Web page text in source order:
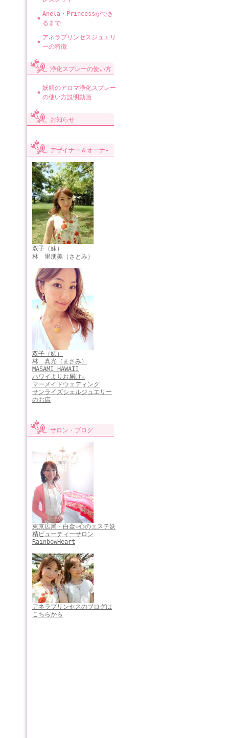
Anela・Princessができ
るまで
アネラプリンセスジュエリ
ーの特徴
浄化スプレーの使い方
妖精のアロマ浄化スプレー
の使い方説明動画
お知らせ
デザイナー＆オーナ-
双子（妹）
林 里朋美（さとみ）
双子（姉）
林 真光（まさみ）
MASAMI HAWAII
ハワイよりお届け☆
マーメイドウェディング
サンライズシェルジュエリー
のお店
サロン・ブログ
東京広尾・白金☆心のエステ妖
精ビューティーサロン
RainbowHeart
アネラプリンセスのブログは
こちらから